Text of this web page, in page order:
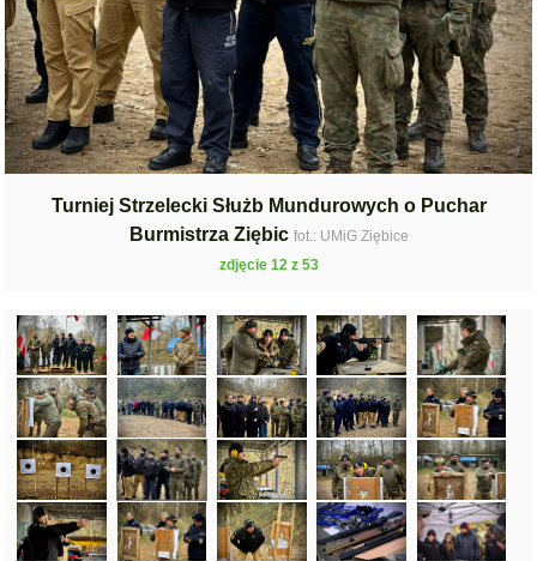
Turniej Strzelecki Służb Mundurowych o Puchar
Burmistrza Ziębic fot.: UMiG Ziębice
zdjęcie 12 z 53